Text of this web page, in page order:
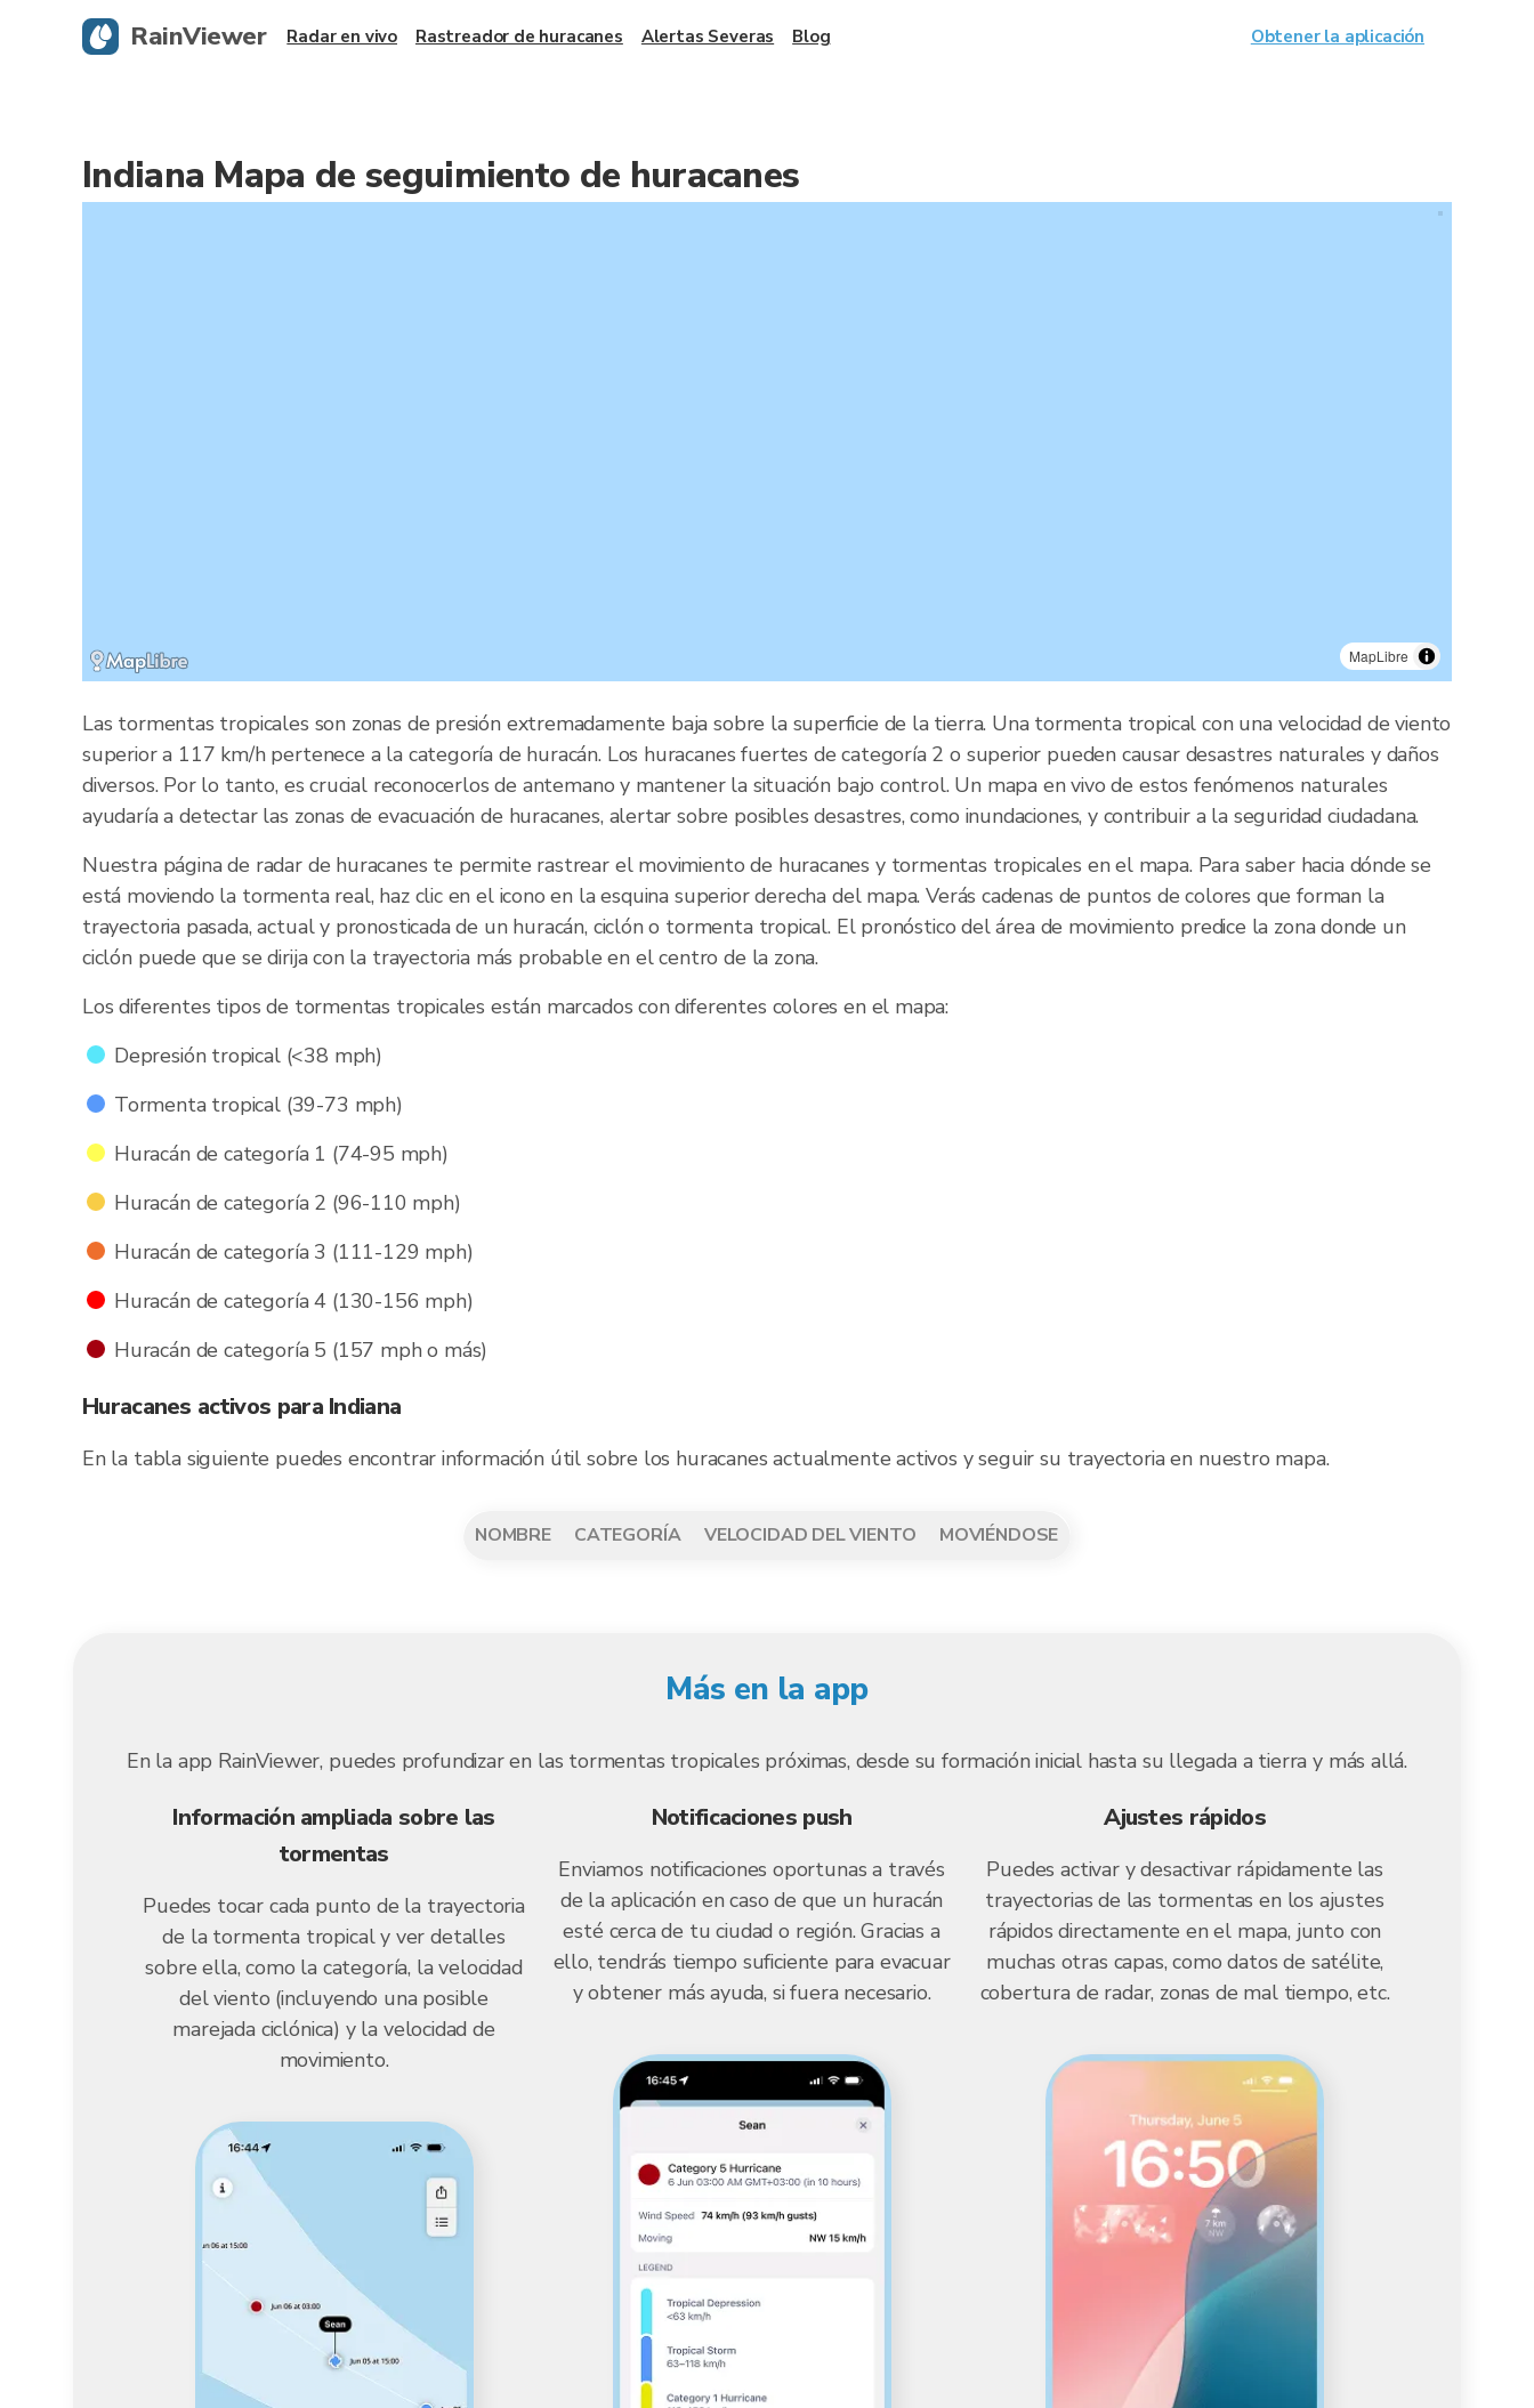
Indiana Mapa de seguimiento de huracanes
MapLibre
Las tormentas tropicales son zonas de presión extremadamente baja sobre la superficie de la tierra. Una tormenta tropical con una velocidad de viento
superior a 117 km/h pertenece a la categoría de huracán. Los huracanes fuertes de categoría 2 o superior pueden causar desastres naturales y daños
diversos. Por lo tanto, es crucial reconocerlos de antemano y mantener la situación bajo control. Un mapa en vivo de estos fenómenos naturales
ayudaría a detectar las zonas de evacuación de huracanes, alertar sobre posibles desastres, como inundaciones, y contribuir a la seguridad ciudadana.
Nuestra página de radar de huracanes te permite rastrear el movimiento de huracanes y tormentas tropicales en el mapa. Para saber hacia dónde se
está moviendo la tormenta real, haz clic en el icono en la esquina superior derecha del mapa. Verás cadenas de puntos de colores que forman la
trayectoria pasada, actual y pronosticada de un huracán, ciclón o tormenta tropical. El pronóstico del área de movimiento predice la zona donde un
ciclón puede que se dirija con la trayectoria más probable en el centro de la zona.
Los diferentes tipos de tormentas tropicales están marcados con diferentes colores en el mapa:
Depresión tropical (<38 mph)
Tormenta tropical (39-73 mph)
Huracán de categoría 1 (74-95 mph)
Huracán de categoría 2 (96-110 mph)
Huracán de categoría 3 (111-129 mph)
Huracán de categoría 4 (130-156 mph)
Huracán de categoría 5 (157 mph o más)
Huracanes activos para Indiana
En la tabla siguiente puedes encontrar información útil sobre los huracanes actualmente activos y seguir su trayectoria en nuestro mapa.
NOMBRE CATEGORÍA VELOCIDAD DEL VIENTO MOVIÉNDOSE
Más en la app
En la app RainViewer, puedes profundizar en las tormentas tropicales próximas, desde su formación inicial hasta su llegada a tierra y más allá.
Información ampliada sobre las
tormentas
Puedes tocar cada punto de la trayectoria
de la tormenta tropical y ver detalles
sobre ella, como la categoría, la velocidad
del viento (incluyendo una posible
marejada ciclónica) y la velocidad de
movimiento.
Notificaciones push
Enviamos notificaciones oportunas a través
de la aplicación en caso de que un huracán
esté cerca de tu ciudad o región. Gracias a
ello, tendrás tiempo suficiente para evacuar
y obtener más ayuda, si fuera necesario.
Ajustes rápidos
Puedes activar y desactivar rápidamente las
trayectorias de las tormentas en los ajustes
rápidos directamente en el mapa, junto con
muchas otras capas, como datos de satélite,
cobertura de radar, zonas de mal tiempo, etc.
RainViewer Radar en vivo Rastreador de huracanes Alertas Severas Blog Obtener la aplicación